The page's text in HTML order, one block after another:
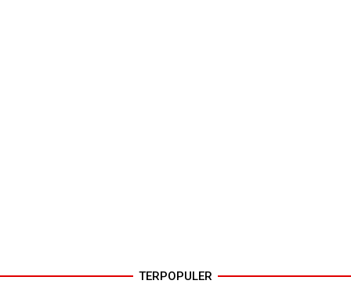
TERPOPULER